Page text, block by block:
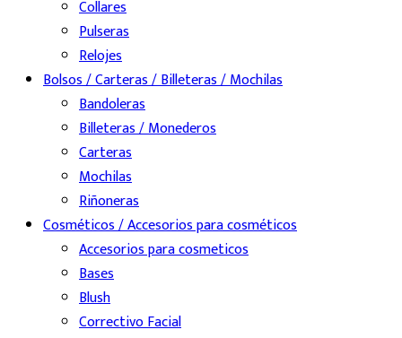
Collares
Pulseras
Relojes
Bolsos / Carteras / Billeteras / Mochilas
Bandoleras
Billeteras / Monederos
Carteras
Mochilas
Riñoneras
Cosméticos / Accesorios para cosméticos
Accesorios para cosmeticos
Bases
Blush
Correctivo Facial